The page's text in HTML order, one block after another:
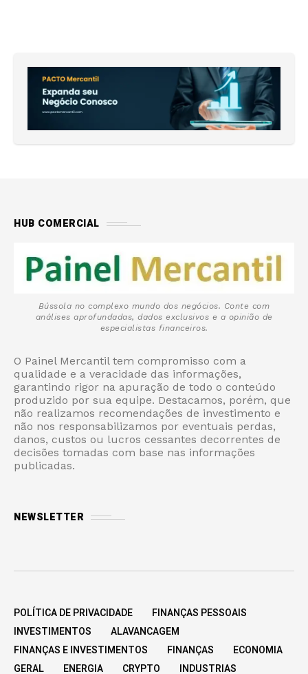
HUB COMERCIAL
Bússola no complexo mundo dos negócios. Conte com
análises aprofundadas, dados exclusivos e a opinião de
especialistas financeiros.
O Painel Mercantil tem compromisso com a
qualidade e a veracidade das informações,
garantindo rigor na apuração de todo o conteúdo
produzido por sua equipe. Destacamos, porém, que
não realizamos recomendações de investimento e
não nos responsabilizamos por eventuais perdas,
danos, custos ou lucros cessantes decorrentes de
decisões tomadas com base nas informações
publicadas.
NEWSLETTER
POLÍTICA DE PRIVACIDADE
FINANÇAS PESSOAIS
INVESTIMENTOS
ALAVANCAGEM
FINANÇAS E INVESTIMENTOS
FINANÇAS
ECONOMIA
GERAL
ENERGIA CRYPTO INDUSTRIAS